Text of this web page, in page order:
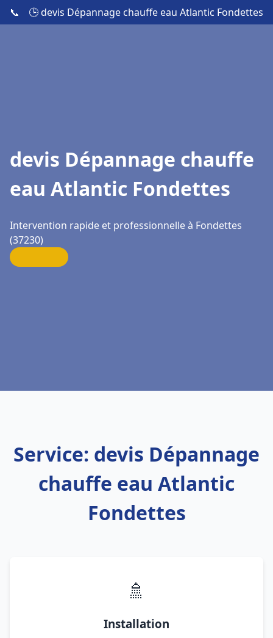
📞 🕒 devis Dépannage chauffe eau Atlantic Fondettes
devis Dépannage chauffe
eau Atlantic Fondettes
Intervention rapide et professionnelle à Fondettes
(37230)
Service: devis Dépannage
chauffe eau Atlantic
Fondettes
🚿
Installation